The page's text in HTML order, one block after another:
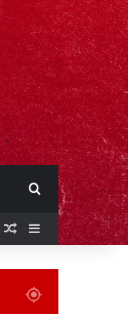
Buscar por
AccesoPublicación al
Barra lateral